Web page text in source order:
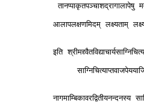
तानप्पाकृतपञ्चाशद्रागालापेषु
आलापलक्षणमिदम् लक्ष्यताम्
इति
नागमाम्बिकावरद्वितीयनन्दनस्य